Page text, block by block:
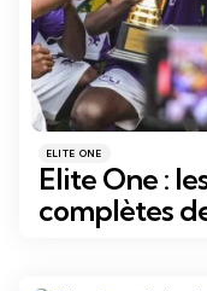
Catégories
Posté
dans
ELITE ONE
Elite One :
complètes